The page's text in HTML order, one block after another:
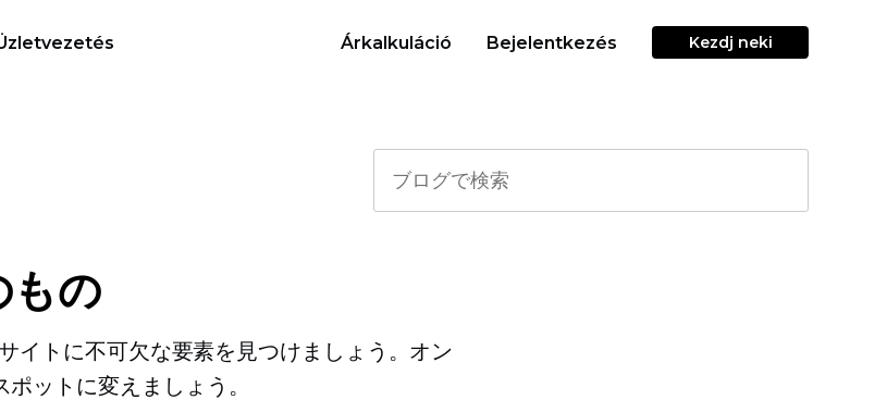
Árkalkuláció Bejelentkezés Kezdj neki
もの
イトに不可欠な要素を見つけましょう。オン
ットに変えましょう。